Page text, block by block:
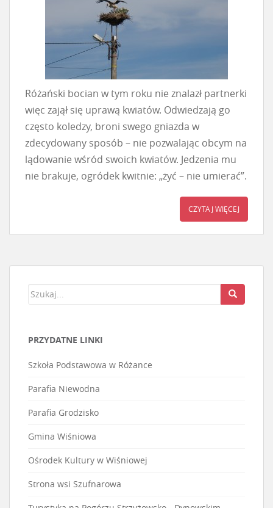
Różański bocian w tym roku nie znalazł partnerki
więc zajął się uprawą kwiatów. Odwiedzają go
często koledzy, broni swego gniazda w
zdecydowany sposób – nie pozwalając obcym na
lądowanie wśród swoich kwiatów. Jedzenia mu
nie brakuje, ogródek kwitnie: „żyć – nie umierać”.
CZYTAJ WIĘCEJ
PRZYDATNE LINKI
Szkoła Podstawowa w Różance
Parafia Niewodna
Parafia Grodzisko
Gmina Wiśniowa
Ośrodek Kultury w Wiśniowej
Strona wsi Szufnarowa